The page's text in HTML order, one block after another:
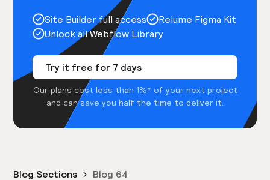
Site Builder full access
Relume Figma Kit
Unlock all Webflow Library
Try it free for 7 days
Our plans cost less than 1%* of your next project
and can save you half the time to deliver it.
Blog Sections Blog 64